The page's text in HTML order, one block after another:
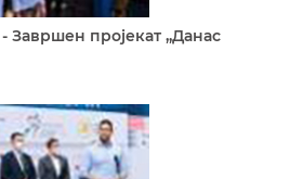
Завршен пројекат „Данас